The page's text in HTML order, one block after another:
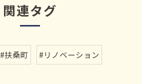
関連タグ
#扶桑町 #リノベーション